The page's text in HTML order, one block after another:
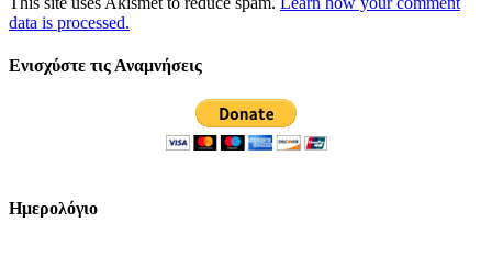
data is processed.
Ενισχύστε τις Αναμνήσεις
Ημερολόγιο